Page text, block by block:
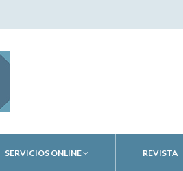
SERVICIOS ONLINE REVISTA